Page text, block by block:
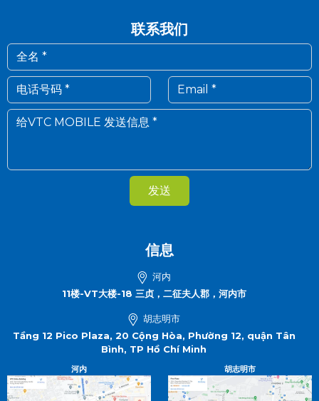
联系我们
发送
信息
河内
11楼-VT大楼-18 三贞，二征夫人郡，河内市
胡志明市
Tầng 12 Pico Plaza, 20 Cộng Hòa, Phường 12, quận Tân
Bình, TP Hồ Chí Minh
河内 胡志明市